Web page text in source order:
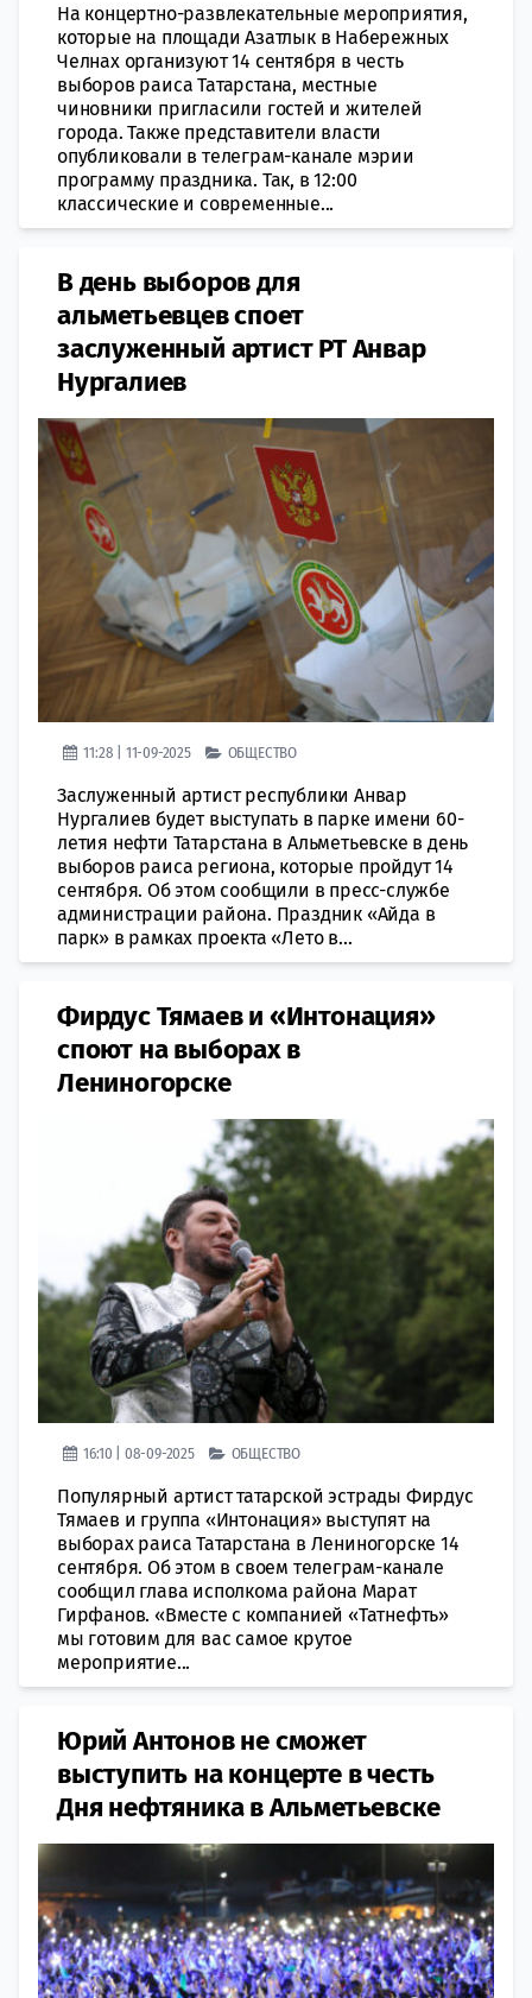
На концертно-развлекательные мероприятия,
которые на площади Азатлык в Набережных
Челнах организуют 14 сентября в честь
выборов раиса Татарстана, местные
чиновники пригласили гостей и жителей
города. Также представители власти
опубликовали в телеграм-канале мэрии
программу праздника. Так, в 12:00
классические и современные...
В день выборов для
альметьевцев споет
заслуженный артист РТ Анвар
Нургалиев
11:28 | 11-09-2025 ОБЩЕСТВО
Заслуженный артист республики Анвар
Нургалиев будет выступать в парке имени 60-
летия нефти Татарстана в Альметьевске в день
выборов раиса региона, которые пройдут 14
сентября. Об этом сообщили в пресс-службе
администрации района. Праздник «Айда в
парк» в рамках проекта «Лето в...
Фирдус Тямаев и «Интонация»
споют на выборах в
Лениногорске
16:10 | 08-09-2025 ОБЩЕСТВО
Популярный артист татарской эстрады Фирдус
Тямаев и группа «Интонация» выступят на
выборах раиса Татарстана в Лениногорске 14
сентября. Об этом в своем телеграм-канале
сообщил глава исполкома района Марат
Гирфанов. «Вместе с компанией «Татнефть»
мы готовим для вас самое крутое
мероприятие...
Юрий Антонов не сможет
выступить на концерте в честь
Дня нефтяника в Альметьевске